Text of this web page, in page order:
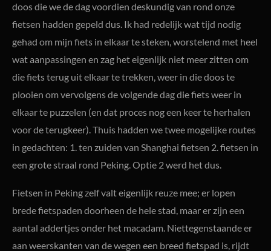
doos die we de dag voordien deskundig van rond onze
fietsen hadden gepeld dus. Ik had redelijk wat tijd nodig
gehad om mijn fiets in elkaar te steken, worstelend met heel
wat aanpassingen en zag het eigenlijk niet meer zitten om
die fiets terug uit elkaar te trekken, weer in die doos te
plooien om vervolgens de volgende dag die fiets weer in
elkaar te puzzelen (en dat proces nog een keer te herhalen
voor de terugkeer). Thuis hadden we twee mogelijke routes
in gedachten: 1. ten zuiden van Shanghai fietsen 2. fietsen in
een grote straal rond Peking. Optie 2 werd het dus.
Fietsen in Peking zelf valt eigenlijk reuze mee; er lopen
brede fietspaden doorheen de hele stad, maar er zijn een
aantal addertjes onder het macadam. Niettegenstaande er
aan weerskanten van de wegen een breed fietspad is, rijdt